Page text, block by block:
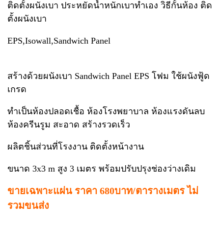
ติดตั้งผนังเบา ประหยัดน้ำหนักเบาทำเอง วิธีกั้นห้อง ติด
ตั้งผนังเบา
EPS,Isowall,Sandwich Panel
สร้างด้วยผนังเบา Sandwich Panel EPS โฟม ใช้ผนังฟู้ด
เกรด
ทำเป็นห้องปลอดเชื้อ ห้องโรงพยาบาล ห้องแรงดันลบ
ห้องครีนรูม สะอาด สร้างรวดเร็ว
ผลิตชิ้นส่วนที่โรงงาน ติดตั้งหน้างาน
ขนาด 3x3 m สูง 3 เมตร พร้อมปรับปรุงช่องว่างเดิม
ขายเฉพาะแผ่น ราคา 680บาท/ตารางเมตร ไม่
รวมขนส่ง